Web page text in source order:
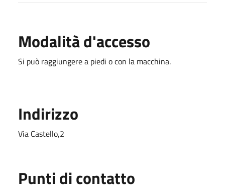
Modalità d'accesso
Si può raggiungere a piedi o con la macchina.
Indirizzo
Via Castello,2
Punti di contatto